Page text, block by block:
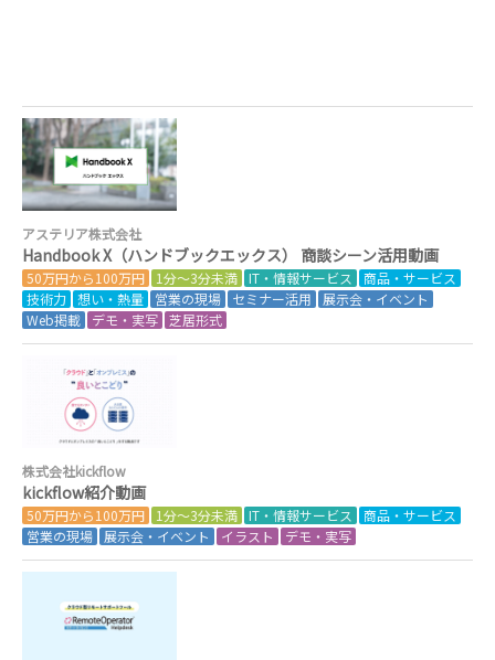
アステリア株式会社
Handbook X（ハンドブックエックス） 商談シーン活用動画
50万円から100万円 1分～3分未満 IT・情報サービス
商品・サービス
技術力 想い・熱量 営業の現場 セミナー活用
展示会・イベント
Web掲載
デモ・実写 芝居形式
株式会社kickflow
kickflow紹介動画
50万円から100万円 1分～3分未満 IT・情報サービス
商品・サービス
営業の現場
展示会・イベント イラスト デモ・実写